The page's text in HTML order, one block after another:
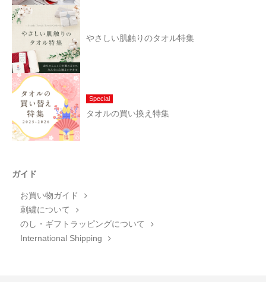
やさしい肌触りのタオル特集
Special
タオルの買い換え特集
ガイド
お買い物ガイド
刺繍について
のし・ギフトラッピングについて
International Shipping